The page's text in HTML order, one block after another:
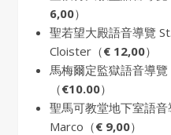
6,00）
聖若望大殿語音導覽
Cloister（€ 12,00）
馬梅爾定監獄語音導
（€10.00）
聖馬可教堂地下室語音
Marco（€ 9,00）